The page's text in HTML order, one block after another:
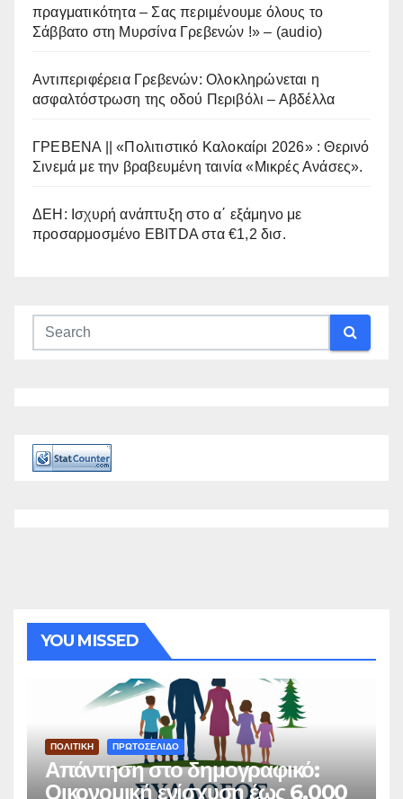
πραγματικότητα – Σας περιμένουμε όλους το
Σάββατο στη Μυρσίνα Γρεβενών !» – (audio)
Αντιπεριφέρεια Γρεβενών: Ολοκληρώνεται η
ασφαλτόστρωση της οδού Περιβόλι – Αβδέλλα
ΓΡΕΒΕΝΑ || «Πολιτιστικό Καλοκαίρι 2026» : Θερινό
Σινεμά με την βραβευμένη ταινία «Μικρές Ανάσες».
ΔΕΗ: Ισχυρή ανάπτυξη στο α΄ εξάμηνο με
προσαρμοσμένο EBITDA στα €1,2 δισ.
YOU MISSED
ΠΟΛΙΤΙΚΗ ΠΡΩΤΟΣΕΛΙΔΟ
Απάντηση στο δημογραφικό:
Οικονομική ενίσχυση έως 6.000